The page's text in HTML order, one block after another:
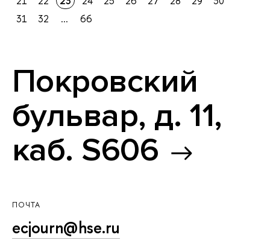
31
32 ... 66
Покровский
бульвар, д. 11,
каб. S606
ПОЧТА
ecjourn@hse.ru